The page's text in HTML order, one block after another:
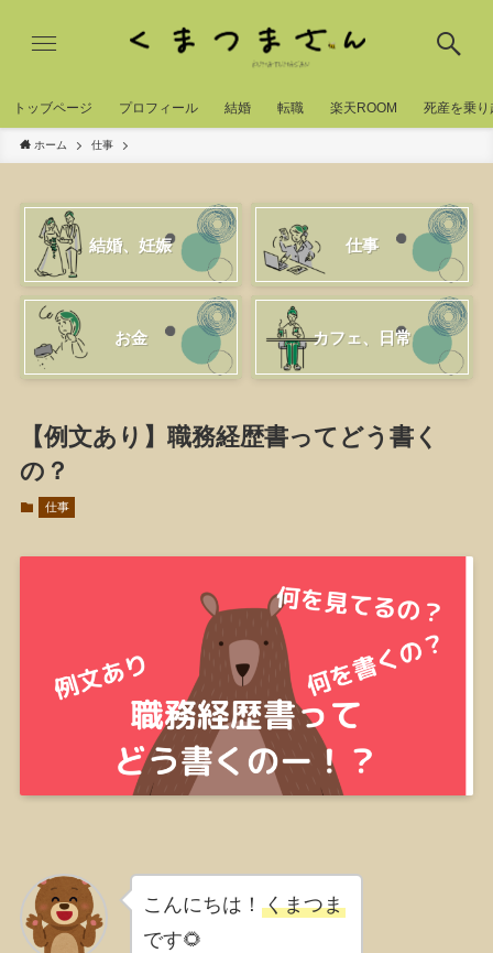
トッブページ プロフィール 結婚 転職 楽天ROOM 死産を乗り
ホーム 仕事
結婚、妊娠 仕事
お金 カフェ、日常
【例文あり】職務経歴書ってどう書く
の？
仕事
こんにちは！ くまつま
です🌻